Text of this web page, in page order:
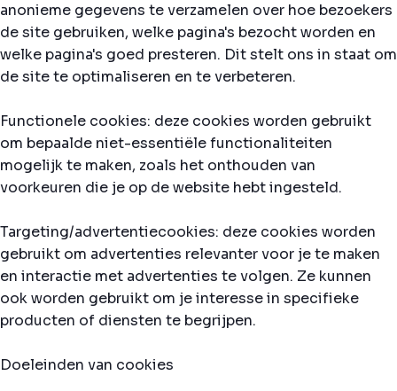
anonieme gegevens te verzamelen over hoe bezoekers
de site gebruiken, welke pagina's bezocht worden en
welke pagina's goed presteren. Dit stelt ons in staat om
de site te optimaliseren en te verbeteren.
Functionele cookies: deze cookies worden gebruikt
om bepaalde niet-essentiële functionaliteiten
mogelijk te maken, zoals het onthouden van
voorkeuren die je op de website hebt ingesteld.
Targeting/advertentiecookies: deze cookies worden
gebruikt om advertenties relevanter voor je te maken
en interactie met advertenties te volgen. Ze kunnen
ook worden gebruikt om je interesse in specifieke
producten of diensten te begrijpen.
Doeleinden van cookies